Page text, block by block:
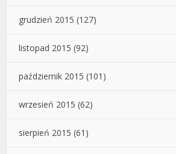
grudzień 2015 (127)
listopad 2015 (92)
październik 2015 (101)
wrzesień 2015 (62)
sierpień 2015 (61)